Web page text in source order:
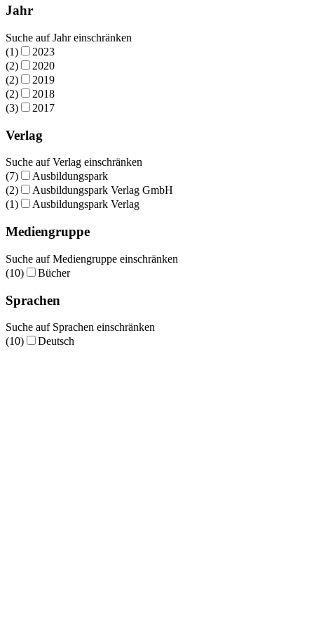
Jahr
Suche auf Jahr einschränken
(1)
2023
(2)
2020
(2)
2019
(2)
2018
(3)
2017
Verlag
Suche auf Verlag einschränken
(7)
Ausbildungspark
(2)
Ausbildungspark Verlag GmbH
(1)
Ausbildungspark Verlag
Mediengruppe
Suche auf Mediengruppe einschränken
(10)
Bücher
Sprachen
Suche auf Sprachen einschränken
(10)
Deutsch